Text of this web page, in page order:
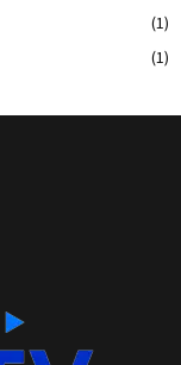
(1)
(1)